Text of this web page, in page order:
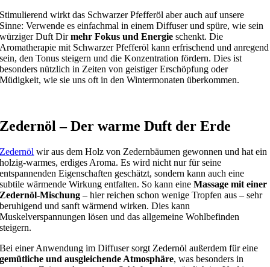
Stimulierend wirkt das Schwarzer Pfefferöl aber auch auf unsere
Sinne: Verwende es einfachmal in einem Diffuser und spüre, wie sein
würziger Duft Dirmehr Fokus und Energie schenkt. Die
Aromatherapie mit Schwarzer Pfefferöl kann erfrischend und anregend
sein, den Tonus steigern und die Konzentration fördern. Dies ist
besonders nützlich in Zeiten von geistiger Erschöpfung oder
Müdigkeit, wie sie uns oft in den Wintermonaten überkommen.
Zedernöl – Der warme Duft der Erde
Zedernöl wir aus dem Holz von Zedernbäumen gewonnen und hat ein
holzig-warmes, erdiges Aroma. Es wird nicht nur für seine
entspannenden Eigenschaften geschätzt, sondern kann auch eine
subtile wärmende Wirkung entfalten. So kann eineMassage mit einer
Zedernöl-Mischung – hier reichen schon wenige Tropfen aus – sehr
beruhigend und sanft wärmend wirken. Dies kann
Muskelverspannungen lösen und das allgemeine Wohlbefinden
steigern.
Bei einer Anwendung im Diffuser sorgt Zedernöl außerdem für eine
gemütliche und ausgleichende Atmosphäre, was besonders in